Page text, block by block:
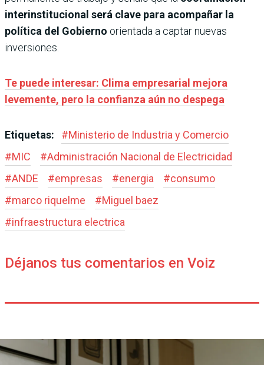
interinstitucional será clave para acompañar la
política del Gobierno orientada a captar nuevas
inversiones.
Te puede interesar: Clima empresarial mejora
levemente, pero la confianza aún no despega
Etiquetas: #Ministerio de Industria y Comercio
#MIC #Administración Nacional de Electricidad
#ANDE #empresas #energia #consumo
#marco riquelme #Miguel baez
#infraestructura electrica
Déjanos tus comentarios en Voiz